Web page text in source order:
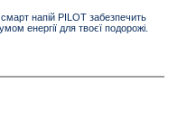
напій PILOT забезпечить
енергії для твоєї подорожі.